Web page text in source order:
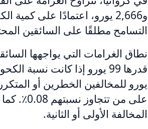
و2,666 يورو، اعتمادًا
التسامح مطلقًا على السائقين
نطاق الغرامات التي يواجهها
المخالفة الأولى أو الثانية.